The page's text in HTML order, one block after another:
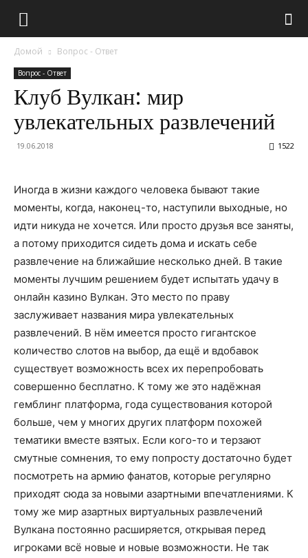
Домой Вопрос - Ответ
Вопрос - Ответ
Клуб Вулкан: мир
увлекательных развлечений
19.06.2018 1522
Иногда в жизни каждого человека бывают такие
моменты, когда, наконец-то, наступили выходные, но
идти никуда не хочется. Или просто друзья все заняты,
а потому приходится сидеть дома и искать себе
развлечение на ближайшие несколько дней. В такие
моменты лучшим решением будет испытать удачу в
онлайн казино Вулкан. Это место по праву
заслуживает названия мира увлекательных
развлечений. В нём имеется просто гигантское
количество слотов на выбор, да ещё и вдобавок
существует возможность всех их перепробовать
совершенно бесплатно. К тому же это надёжная
гемблинг платформа, года существования которой
больше, чем у многих других платформ похожей
тематики вместе взятых. Если кого-то и терзают
смутные сомнения, то ему попросту достаточно будет
посмотреть на армию фанатов, которые регулярно
приходят сюда за новыми азартными впечатлениями. К
тому же мир азартных виртуальных развлечений
Вулкана постоянно расширяется, открывая перед
игроками всё новые и новые возможности. Не так